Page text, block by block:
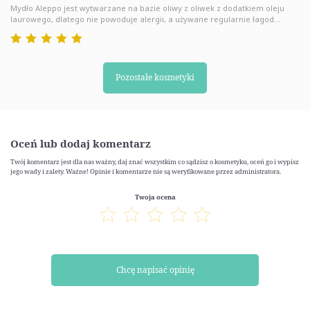
Mydło Aleppo jest wytwarzane na bazie oliwy z oliwek z dodatkiem oleju
laurowego, dlatego nie powoduje alergii, a używane regularnie łagod...
Pozostałe kosmetyki
Oceń lub dodaj komentarz
Twój komentarz jest dla nas ważny, daj znać wszystkim co sądzisz o kosmetyku, oceń go i wypisz
jego wady i zalety. Ważne! Opinie i komentarze nie są weryfikowane przez administratora.
Twoja ocena
Chcę napisać opinię